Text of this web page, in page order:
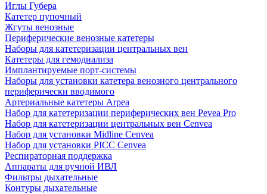
Иглы Губера
Катетер пупочный
Жгуты венозные
Периферические венозные катетеры
Наборы для катетеризации центральных вен
Катетеры для гемодиализа
Имплантируемые порт‑системы
Наборы для установки катетера венозного центрального
периферически вводимого
Артериальные катетеры Arpea
Набор для катетеризации периферических вен Pevea Pro
Набор для катетеризации центральных вен Cenvea
Набор для установки Midline Cenvea
Набор для установки PICC Cenvea
Респираторная поддержка
Аппараты для ручной ИВЛ
Фильтры дыхательные
Контуры дыхательные